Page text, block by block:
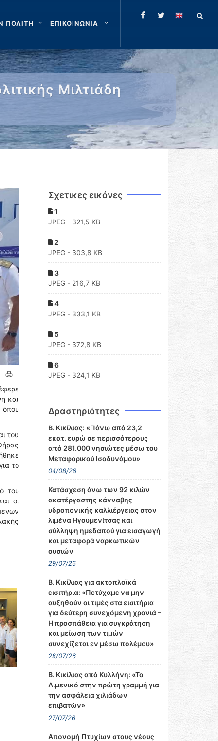
ΠΟΛΙΤΗ ΕΠΙΚΟΙΝΩΝΙΑ
Μιλτιάδη
και
του
το
του
οι
Σχετικες εικόνες
1
JPEG - 321,5 KB
2
JPEG - 303,8 KB
3
JPEG - 216,7 KB
4
JPEG - 333,1 KB
5
JPEG - 372,8 KB
6
JPEG - 324,1 KB
Δραστηριότητες
Β. Κικίλιας: «Πάνω από 23,2
εκατ. ευρώ σε περισσότερους
από 281.000 νησιώτες μέσω του
Μεταφορικού Ισοδυνάμου»
04/08/26
Κατάσχεση άνω των 92 κιλών
ακατέργαστης κάνναβης
υδροπονικής καλλιέργειας στον
λιμένα Ηγουμενίτσας και
σύλληψη ημεδαπού για εισαγωγή
και μεταφορά ναρκωτικών
ουσιών
29/07/26
Β. Κικίλιας για ακτοπλοϊκά
εισιτήρια: «Πετύχαμε να μην
αυξηθούν οι τιμές στα εισιτήρια
για δεύτερη συνεχόμενη χρονιά –
Η προσπάθεια για συγκράτηση
και μείωση των τιμών
συνεχίζεται εν μέσω πολέμου»
28/07/26
Β. Κικίλιας από Κυλλήνη: «Το
Λιμενικό στην πρώτη γραμμή για
την ασφάλεια χιλιάδων
επιβατών»
27/07/26
Απονομή Πτυχίων στους νέους